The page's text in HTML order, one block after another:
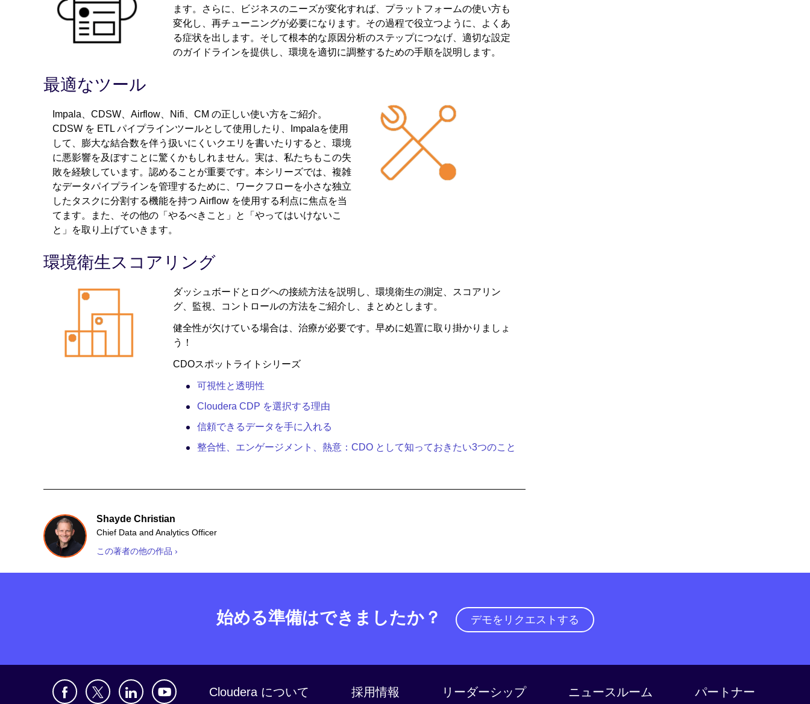
ます。さらに、ビジネスのニーズが変化すれば、プラットフォームの使い方も
変化し、再チューニングが必要になります。その過程で役立つように、よくあ
る症状を出します。そして根本的な原因分析のステップにつなげ、適切な設定
のガイドラインを提供し、環境を適切に調整するための手順を説明します。
最適なツール
Impala、CDSW、Airflow、Nifi、CM の正しい使い方をご紹介。
CDSW を ETL パイプラインツールとして使用したり、Impalaを使用
して、膨大な結合数を伴う扱いにくいクエリを書いたりすると、環境
に悪影響を及ぼすことに驚くかもしれません。実は、私たちもこの失
敗を経験しています。認めることが重要です。本シリーズでは、複雑
なデータパイプラインを管理するために、ワークフローを小さな独立
したタスクに分割する機能を持つ Airflow を使用する利点に焦点を当
てます。また、その他の「やるべきこと」と「やってはいけないこ
と」を取り上げていきます。
環境衛生スコアリング
ダッシュボードとログへの接続方法を説明し、環境衛生の測定、スコアリン
グ、監視、コントロールの方法をご紹介し、まとめとします。
健全性が欠けている場合は、治療が必要です。早めに処置に取り掛かりましょ
う！
CDOスポットライトシリーズ
可視性と透明性
Cloudera CDP を選択する理由
信頼できるデータを手に入れる
整合性、エンゲージメント、熱意：CDO として知っておきたい3つのこと
Shayde Christian
Chief Data and Analytics Officer
この著者の他の作品 ›
始める準備はできましたか？ デモをリクエストする
Cloudera について 採用情報 リーダーシップ ニュースルーム パートナー